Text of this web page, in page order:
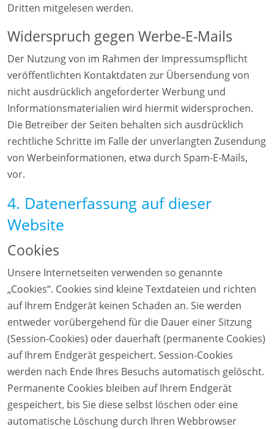
Dritten mitgelesen werden.
Widerspruch gegen Werbe-E-Mails
Der Nutzung von im Rahmen der Impressumspflicht
veröffentlichten Kontaktdaten zur Übersendung von
nicht ausdrücklich angeforderter Werbung und
Informationsmaterialien wird hiermit widersprochen.
Die Betreiber der Seiten behalten sich ausdrücklich
rechtliche Schritte im Falle der unverlangten Zusendung
von Werbeinformationen, etwa durch Spam-E-Mails,
vor.
4. Datenerfassung auf dieser
Website
Cookies
Unsere Internetseiten verwenden so genannte
„Cookies“. Cookies sind kleine Textdateien und richten
auf Ihrem Endgerät keinen Schaden an. Sie werden
entweder vorübergehend für die Dauer einer Sitzung
(Session-Cookies) oder dauerhaft (permanente Cookies)
auf Ihrem Endgerät gespeichert. Session-Cookies
werden nach Ende Ihres Besuchs automatisch gelöscht.
Permanente Cookies bleiben auf Ihrem Endgerät
gespeichert, bis Sie diese selbst löschen oder eine
automatische Löschung durch Ihren Webbrowser